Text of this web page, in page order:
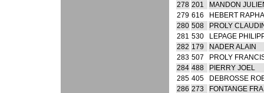
278 201
MANDON
279 616
HEBERT
280 508
PROLY
281 530
LEPAGE
282 179
NADER ALAIN
283 507
PROLY
284 488
PIERRY JOEL
285 405
DEBROSSE
286 273
FONTANGE